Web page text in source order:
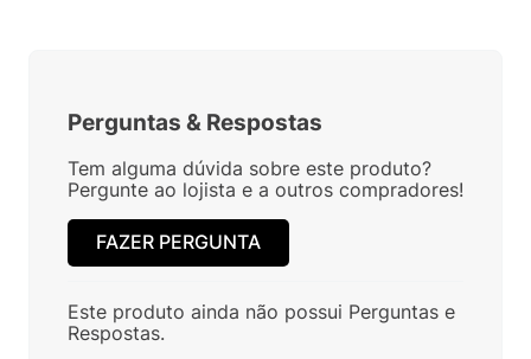
Perguntas & Respostas
Tem alguma dúvida sobre este produto?
Pergunte ao lojista e a outros compradores!
FAZER PERGUNTA
Este produto ainda não possui Perguntas e
Respostas.